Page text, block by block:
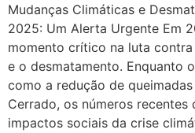
Mudanças Climáticas e
2025: Um Alerta Urgente Em
momento crítico na luta
e o desmatamento. Enquanto
como a redução de
Cerrado, os números recentes
impactos sociais da crise